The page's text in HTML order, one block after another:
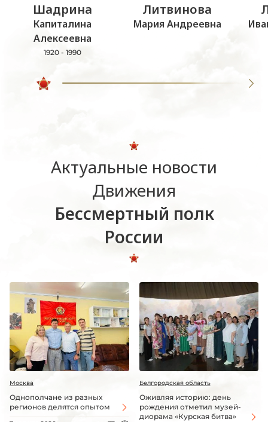
Шадрина
Капиталина
Алексеевна
1920 - 1990
Литвинова
Мария Андреевна
Актуальные новости
Движения
Бессмертный полк
России
Москва
Однополчане из разных
регионов делятся опытом
Белгородская область
Оживляя историю: день
рождения отметил музей-
диорама «Курская битва»